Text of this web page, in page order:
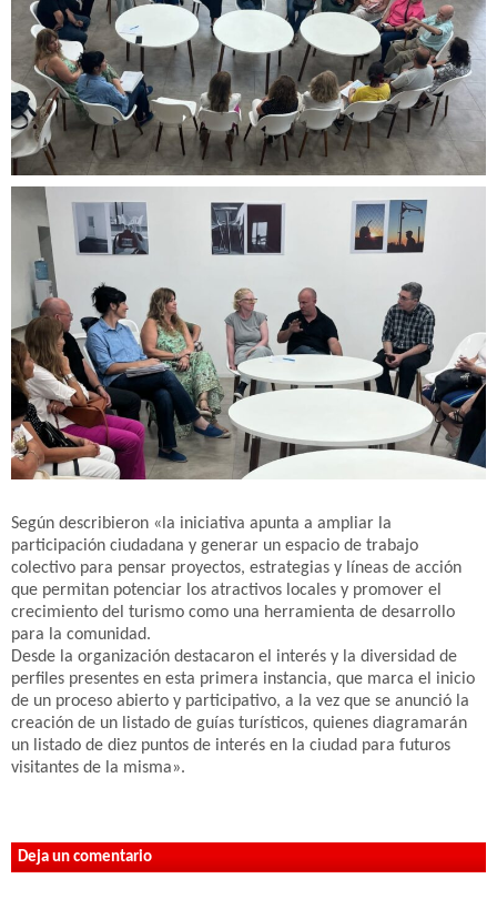
Según describieron «la iniciativa apunta a ampliar la
participación ciudadana y generar un espacio de trabajo
colectivo para pensar proyectos, estrategias y líneas de acción
que permitan potenciar los atractivos locales y promover el
crecimiento del turismo como una herramienta de desarrollo
para la comunidad.
Desde la organización destacaron el interés y la diversidad de
perfiles presentes en esta primera instancia, que marca el inicio
de un proceso abierto y participativo, a la vez que se anunció la
creación de un listado de guías turísticos, quienes diagramarán
un listado de diez puntos de interés en la ciudad para futuros
visitantes de la misma».
Deja un comentario